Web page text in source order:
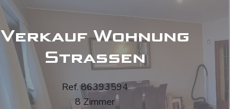
Verkauf Wohnung
Strassen
Ref. 86393594
8 Zimmer